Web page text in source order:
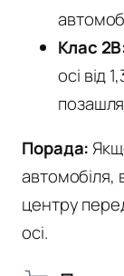
Клас
осі від
Порада:
автомобіля,
центру
осі.